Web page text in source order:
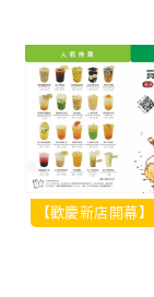
【歡慶新店開幕】